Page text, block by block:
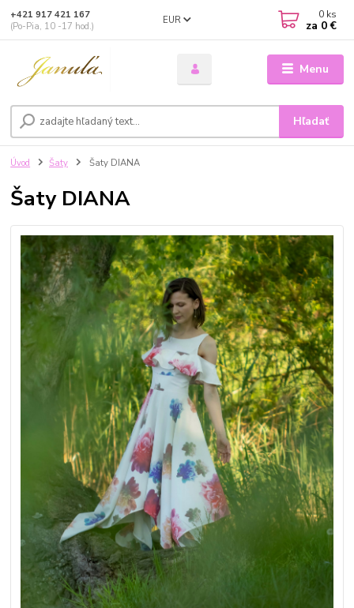
Menu
EUR
Hľadať
+421 917 421 167
(Po-Pia, 10 -17 hod.)
0 ks
za 0 €
Úvod Šaty Šaty DIANA
Šaty DIANA